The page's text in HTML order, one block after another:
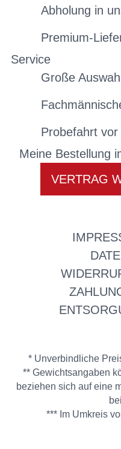
Abholung in
Premium-
Service
Große
Probefahrt
Meine Bestellung
VERTRAG
* Unverbindliche
** Gewichtsangaben
beziehen sich auf eine
*** Im Umkreis